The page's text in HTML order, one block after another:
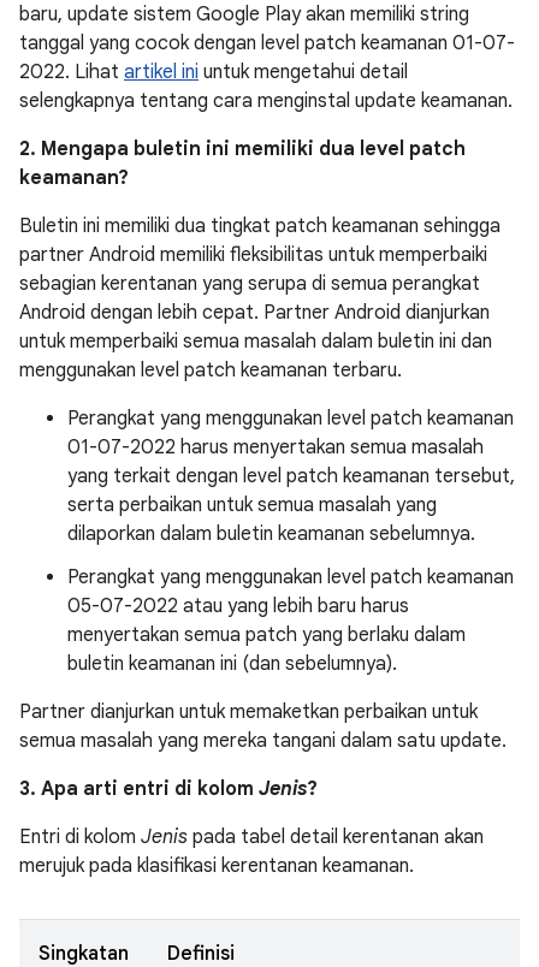
baru, update sistem Google Play akan memiliki string
tanggal yang cocok dengan level patch keamanan 01-07-
2022. Lihat artikel ini untuk mengetahui detail
selengkapnya tentang cara menginstal update keamanan.
2. Mengapa buletin ini memiliki dua level patch
keamanan?
Buletin ini memiliki dua tingkat patch keamanan sehingga
partner Android memiliki fleksibilitas untuk memperbaiki
sebagian kerentanan yang serupa di semua perangkat
Android dengan lebih cepat. Partner Android dianjurkan
untuk memperbaiki semua masalah dalam buletin ini dan
menggunakan level patch keamanan terbaru.
Perangkat yang menggunakan level patch keamanan
01-07-2022 harus menyertakan semua masalah
yang terkait dengan level patch keamanan tersebut,
serta perbaikan untuk semua masalah yang
dilaporkan dalam buletin keamanan sebelumnya.
Perangkat yang menggunakan level patch keamanan
05-07-2022 atau yang lebih baru harus
menyertakan semua patch yang berlaku dalam
buletin keamanan ini (dan sebelumnya).
Partner dianjurkan untuk memaketkan perbaikan untuk
semua masalah yang mereka tangani dalam satu update.
3. Apa arti entri di kolom Jenis?
Entri di kolom Jenis pada tabel detail kerentanan akan
merujuk pada klasifikasi kerentanan keamanan.
Singkatan Definisi